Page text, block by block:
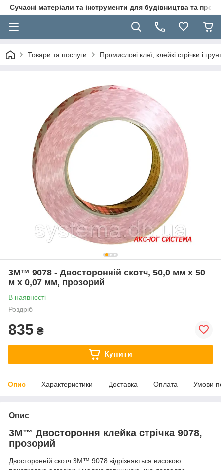
Сучасні матеріали та інструменти для будівництва та
Товари та послуги Промислові клеї, клейкі стрічки і
3M™ 9078 - Двосторонній скотч, 50,0 мм х 50
м х 0,07 мм, прозорий
В наявності
Роздріб
835 ₴
Купити
Опис Характеристики Доставка Оплата Умови
Опис
3M™ Двостороння клейка стрічка 9078,
прозорий
Двосторонній скотч 3M™ 9078 відрізняється високою